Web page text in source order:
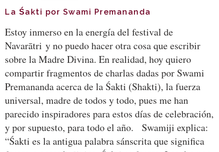
La Śakti por Swami Premananda
Estoy inmerso en la energía del festival de
Navarātri y no puedo hacer otra cosa que escribir
sobre la Madre Divina. En realidad, hoy quiero
compartir fragmentos de charlas dadas por Swami
Premananda acerca de la Śakti (Shakti), la fuerza
universal, madre de todos y todo, pues me han
parecido inspiradores para estos días de celebración,
y por supuesto, para todo el año. Swamiji explica:
“Śakti es la antigua palabra sánscrita que significa